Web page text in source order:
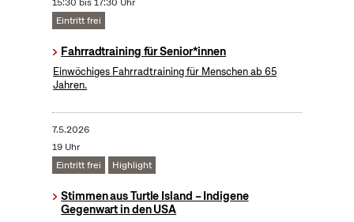
15:30 bis 17:30 Uhr
Eintritt frei
Fahrradtraining für Senior*innen
Einwöchiges Fahrradtraining für Menschen ab 65
Jahren.
7.5.2026
19 Uhr
Eintritt frei
Highlight
Stimmen aus Turtle Island – Indigene
Gegenwart in den USA